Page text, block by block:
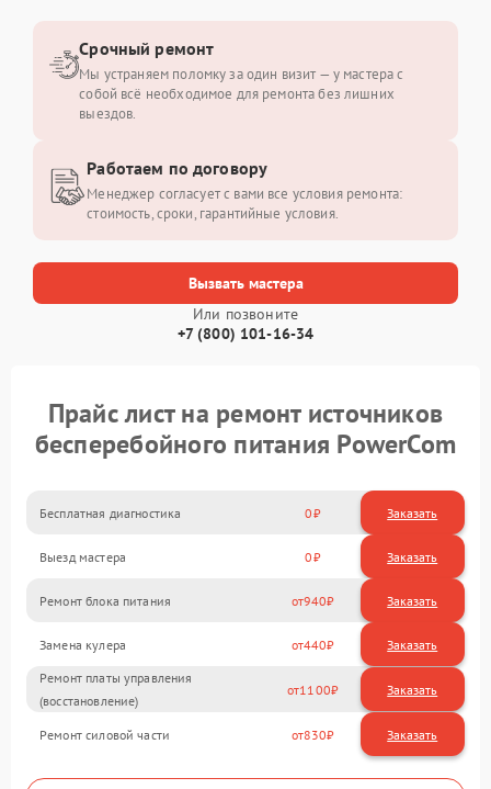
Вызвать мастера
Или позвоните
+7 (800) 101-16-34
Срочный ремонт
Мы устраняем поломку за один визит — у мастера с
собой всё необходимое для ремонта без лишних
выездов.
Работаем по договору
Менеджер согласует с вами все условия ремонта:
стоимость, сроки, гарантийные условия.
Прайс лист на ремонт источников
бесперебойного питания PowerCom
Бесплатная диагностика 0 Заказать
Выезд мастера 0 Заказать
Ремонт блока питания 940
Замена кулера 440
Ремонт платы управления
(восстановление)
1100
Ремонт силовой части 830